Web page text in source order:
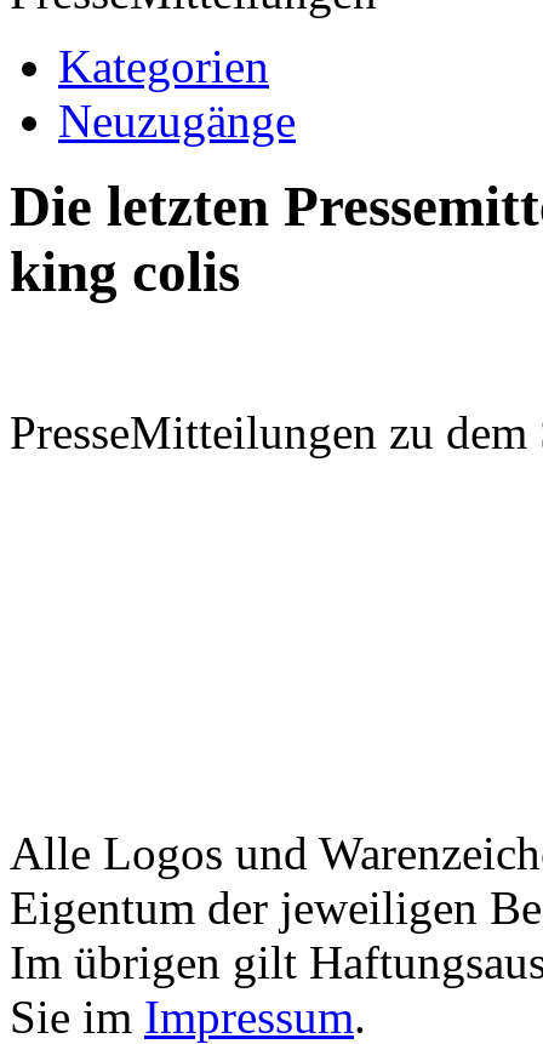
Kategorien
Neuzugänge
Die letzten
king colis
PresseMitteilungen zu
Alle Logos und
Eigentum der jeweiligen
Im übrigen gilt
Sie im Impressum.